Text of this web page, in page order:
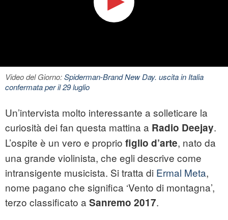
Video del Giorno:Spiderman-Brand New Day. uscita in Italia
confermata per il 29 luglio
Un’intervista molto interessante a solleticare la
curiosità dei fan questa mattina a Radio Deejay.
L’ospite è un vero e proprio figlio d’arte, nato da
una grande violinista, che egli descrive come
intransigente musicista. Si tratta di Ermal Meta,
nome pagano che significa ‘Vento di montagna’,
terzo classificato a Sanremo 2017.